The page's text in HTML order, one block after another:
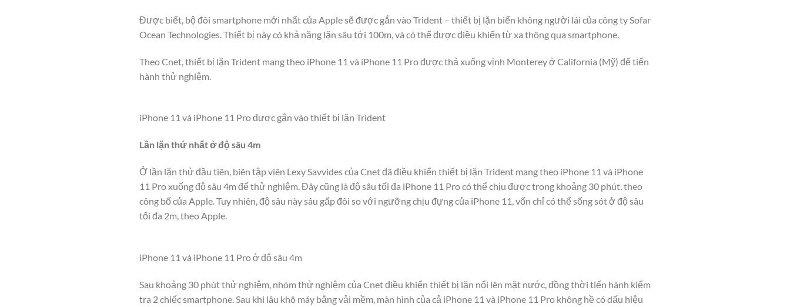
Được biết, bộ đôi smartphone mới nhất của Apple sẽ được gắn vào Trident – thiết bị lặn biển không người lái của công ty Sofar
Ocean Technologies. Thiết bị này có khả năng lặn sâu tới 100m, và có thể được điều khiển từ xa thông qua smartphone.
Theo Cnet, thiết bị lặn Trident mang theo iPhone 11 và iPhone 11 Pro được thả xuống vịnh Monterey ở California (Mỹ) để tiến
hành thử nghiệm.
iPhone 11 và iPhone 11 Pro được gắn vào thiết bị lặn Trident
Lần lặn thứ nhất ở độ sâu 4m
Ở lần lặn thử đầu tiên, biên tập viên Lexy Savvides của Cnet đã điều khiển thiết bị lặn Trident mang theo iPhone 11 và iPhone
11 Pro xuống độ sâu 4m để thử nghiệm. Đây cũng là độ sâu tối đa iPhone 11 Pro có thể chịu được trong khoảng 30 phút, theo
công bố của Apple. Tuy nhiên, độ sâu này sâu gấp đôi so với ngưỡng chịu đựng của iPhone 11, vốn chỉ có thể sống sót ở độ sâu
tối đa 2m, theo Apple.
iPhone 11 và iPhone 11 Pro ở độ sâu 4m
Sau khoảng 30 phút thử nghiệm, nhóm thử nghiệm của Cnet điều khiển thiết bị lặn nổi lên mặt nước, đồng thời tiến hành kiểm
tra 2 chiếc smartphone. Sau khi lâu khô máy bằng vải mềm, màn hình của cả iPhone 11 và iPhone 11 Pro không hề có dấu hiệu